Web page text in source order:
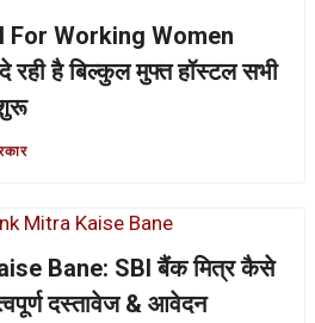
For Working Women
रही है बिल्कुल मुफ्त हॉस्टल सभी
Bane: SBI बैंक मित्र कैसे
दस्तावेज & आवेदन